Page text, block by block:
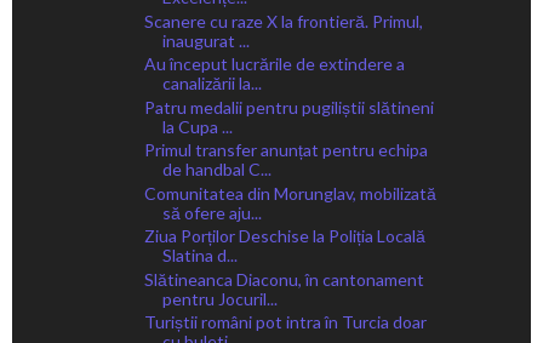
Scanere cu raze X la frontieră. Primul,
inaugurat ...
Au început lucrările de extindere a
canalizării la...
Patru medalii pentru pugiliștii slătineni
la Cupa ...
Primul transfer anunțat pentru echipa
de handbal C...
Comunitatea din Morunglav, mobilizată
să ofere aju...
Ziua Porților Deschise la Poliția Locală
Slatina d...
Slătineanca Diaconu, în cantonament
pentru Jocuril...
Turiștii români pot intra în Turcia doar